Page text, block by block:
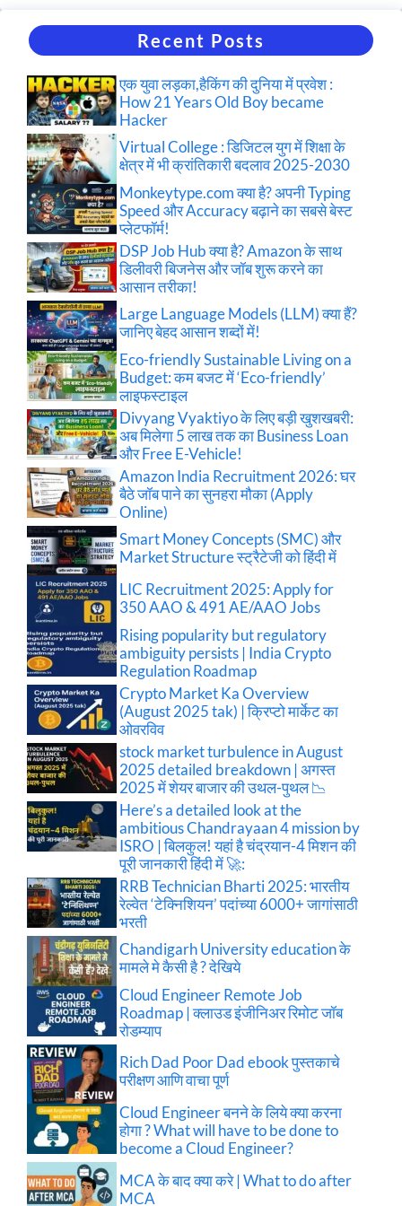
Recent Posts
एक युवा लड़का,हैकिंग की दुनिया में प्रवेश :
How 21 Years Old Boy became
Hacker
Virtual College : डिजिटल युग में शिक्षा के
क्षेत्र में भी क्रांतिकारी बदलाव 2025-2030
Monkeytype.com क्या है? अपनी Typing
Speed और Accuracy बढ़ाने का सबसे बेस्ट
प्लेटफॉर्म!
DSP Job Hub क्या है? Amazon के साथ
डिलीवरी बिजनेस और जॉब शुरू करने का
आसान तरीका!
Large Language Models (LLM) क्या हैं?
जानिए बेहद आसान शब्दों में!
Eco-friendly Sustainable Living on a
Budget: कम बजट में ‘Eco-friendly’
लाइफस्टाइल
Divyang Vyaktiyo के लिए बड़ी खुशखबरी:
अब मिलेगा 5 लाख तक का Business Loan
और Free E-Vehicle!
Amazon India Recruitment 2026: घर
बैठे जॉब पाने का सुनहरा मौका (Apply
Online)
Smart Money Concepts (SMC) और
Market Structure स्ट्रैटेजी को हिंदी में
LIC Recruitment 2025: Apply for
350 AAO & 491 AE/AAO Jobs
Rising popularity but regulatory
ambiguity persists | India Crypto
Regulation Roadmap
Crypto Market Ka Overview
(August 2025 tak) | क्रिप्टो मार्केट का
ओवरविव
stock market turbulence in August
2025 detailed breakdown | अगस्त
2025 में शेयर बाजार की उथल-पुथल 📉
Here’s a detailed look at the
ambitious Chandrayaan 4 mission by
ISRO | बिलकुल! यहां है चंद्रयान-4 मिशन की
पूरी जानकारी हिंदी में 🚀:
RRB Technician Bharti 2025: भारतीय
रेल्वेत ‘टेक्निशियन’ पदांच्या 6000+ जागांसाठी
भरती
Chandigarh University education के
मामले मे कैसी है ? देखिये
Cloud Engineer Remote Job
Roadmap | क्लाउड इंजीनिअर रिमोट जॉब
रोडम्याप
Rich Dad Poor Dad ebook पुस्तकाचे
परीक्षण आणि वाचा पूर्ण
Cloud Engineer बनने के लिये क्या करना
होगा ? What will have to be done to
become a Cloud Engineer?
MCA के बाद क्या करे | What to do after
MCA